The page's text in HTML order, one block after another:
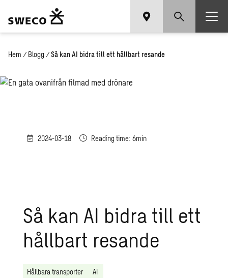
Hem / Blogg / Så kan AI bidra till ett hållbart resande
2024-03-18 Reading time: 6min
Så kan AI bidra till ett
hållbart resande
Hållbara transporter AI